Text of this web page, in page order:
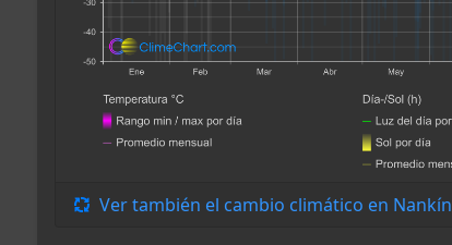
Ver también el cambio climático en Nankín